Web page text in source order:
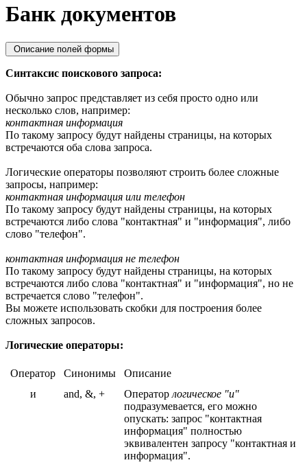
Банк документов
Описание полей формы
Синтаксис поискового запроса:
Обычно запрос представляет из себя просто одно или
несколько слов, например:
контактная информация
По такому запросу будут найдены страницы, на которых
встречаются оба слова запроса.
Логические операторы позволяют строить более сложные
запросы, например:
контактная информация или телефон
По такому запросу будут найдены страницы, на которых
встречаются либо слова "контактная" и "информация", либо
слово "телефон".
контактная информация не телефон
По такому запросу будут найдены страницы, на которых
встречаются либо слова "контактная" и "информация", но не
встречается слово "телефон".
Вы можете использовать скобки для построения более
сложных запросов.
Логические операторы:
Оператор Синонимы
Описание
и
and, &, + Оператор логическое "и"
подразумевается, его можно
опускать: запрос "контактная
информация" полностью
эквивалентен запросу "контактная и
информация".